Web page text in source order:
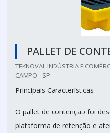
PALLET DE
TEKNOVAL INDÚSTRIA E
CAMPO - SP
Principais Características
O pallet de contenção foi
plataforma de retenção e